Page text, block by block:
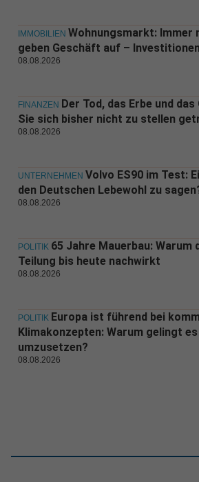
IMMOBILIEN Wohnungsmarkt: Immer
geben Geschäft auf –
08.08.2026
FINANZEN Der Tod, das Erbe und das
Sie sich bisher nicht zu stellen
08.08.2026
UNTERNEHMEN Volvo ES90 im Test:
den Deutschen Lebewohl zu
08.08.2026
POLITIK 65 Jahre Mauerbau: Warum
Teilung bis heute nachwirkt
08.08.2026
POLITIK Europa ist führend bei
Klimakonzepten: Warum gelingt
umzusetzen?
08.08.2026